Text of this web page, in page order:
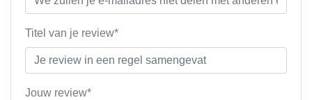
Titel van je review*
Jouw review*